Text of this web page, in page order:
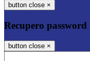
button close ×
Recupero password
button close ×